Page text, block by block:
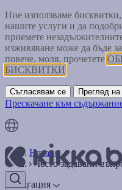
Ние използваме
нашите услуги и да
приемете
изживяване може да бъде
повече, моля, прочетете
БИСКВИТКИ
Съгласявам се Преглед на
Прескачане към
Начало
Често задавани
Навигация